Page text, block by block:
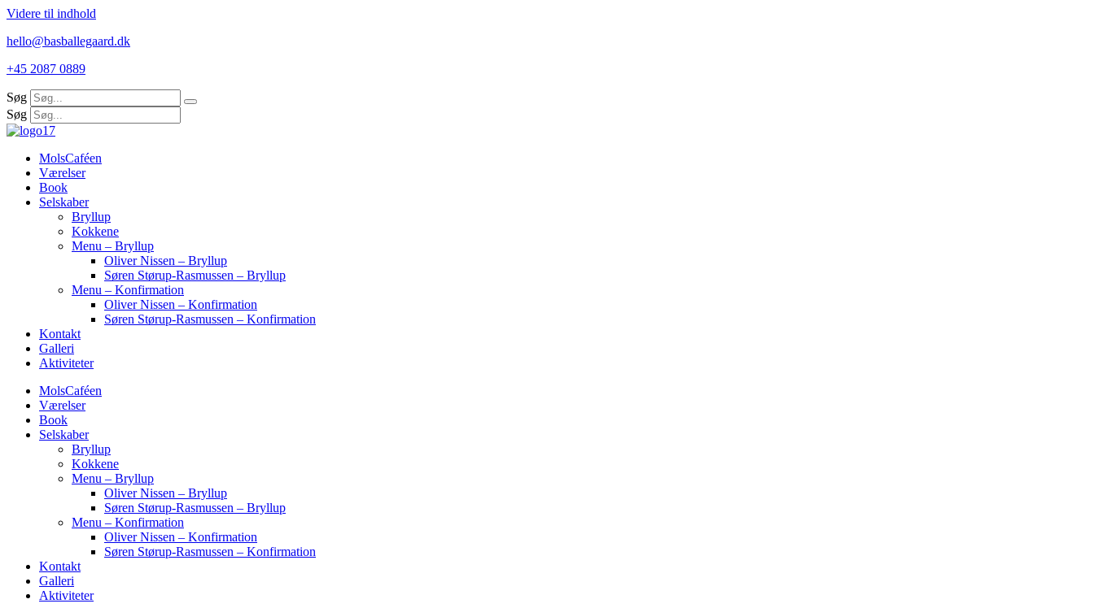
Videre til indhold
hello@basballegaard.dk
+45 2087 0889
Søg
Søg
MolsCaféen
Værelser
Book
Selskaber
Bryllup
Kokkene
Menu – Bryllup
Oliver Nissen – Bryllup
Søren Størup-Rasmussen – Bryllup
Menu – Konfirmation
Oliver Nissen – Konfirmation
Søren Størup-Rasmussen – Konfirmation
Kontakt
Galleri
Aktiviteter
MolsCaféen
Værelser
Book
Selskaber
Bryllup
Kokkene
Menu – Bryllup
Oliver Nissen – Bryllup
Søren Størup-Rasmussen – Bryllup
Menu – Konfirmation
Oliver Nissen – Konfirmation
Søren Størup-Rasmussen – Konfirmation
Kontakt
Galleri
Aktiviteter